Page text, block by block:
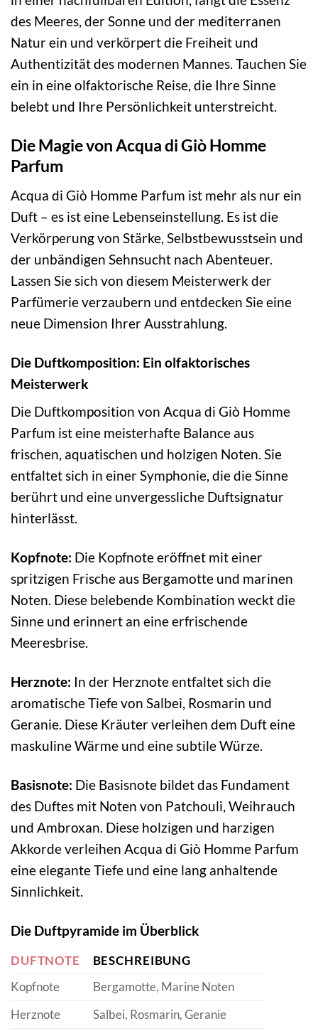
des Meeres, der Sonne und der mediterranen
Natur ein und verkörpert die Freiheit und
Authentizität des modernen Mannes. Tauchen Sie
ein in eine olfaktorische Reise, die Ihre Sinne
belebt und Ihre Persönlichkeit unterstreicht.
Die Magie von Acqua di Giò Homme
Parfum
Acqua di Giò Homme Parfum ist mehr als nur ein
Duft – es ist eine Lebenseinstellung. Es ist die
Verkörperung von Stärke, Selbstbewusstsein und
der unbändigen Sehnsucht nach Abenteuer.
Lassen Sie sich von diesem Meisterwerk der
Parfümerie verzaubern und entdecken Sie eine
neue Dimension Ihrer Ausstrahlung.
Die Duftkomposition: Ein olfaktorisches
Meisterwerk
Die Duftkomposition von Acqua di Giò Homme
Parfum ist eine meisterhafte Balance aus
frischen, aquatischen und holzigen Noten. Sie
entfaltet sich in einer Symphonie, die die Sinne
berührt und eine unvergessliche Duftsignatur
hinterlässt.
Kopfnote: Die Kopfnote eröffnet mit einer
spritzigen Frische aus Bergamotte und marinen
Noten. Diese belebende Kombination weckt die
Sinne und erinnert an eine erfrischende
Meeresbrise.
Herznote: In der Herznote entfaltet sich die
aromatische Tiefe von Salbei, Rosmarin und
Geranie. Diese Kräuter verleihen dem Duft eine
maskuline Wärme und eine subtile Würze.
Basisnote: Die Basisnote bildet das Fundament
des Duftes mit Noten von Patchouli, Weihrauch
und Ambroxan. Diese holzigen und harzigen
Akkorde verleihen Acqua di Giò Homme Parfum
eine elegante Tiefe und eine lang anhaltende
Sinnlichkeit.
Die Duftpyramide im Überblick
DUFTNOTE
BESCHREIBUNG
Kopfnote
Bergamotte, Marine Noten
Herznote
Salbei, Rosmarin, Geranie